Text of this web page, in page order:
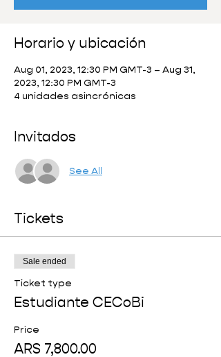
Horario y ubicación
Aug 01, 2023, 12:30 PM GMT-3 – Aug 31,
2023, 12:30 PM GMT-3
4 unidades asincrónicas
Invitados
See All
Tickets
Sale ended
Ticket type
Estudiante CECoBi
Price
ARS 7,800.00